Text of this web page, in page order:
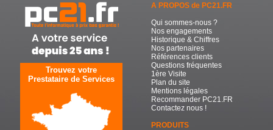
Trouvez votre
Prestataire de Services
A PROPOS de PC21.FR
Qui sommes-nous ?
Nos engagements
Historique & Chiffres
Nos partenaires
Références clients
Questions fréquentes
1ère Visite
Plan du site
Mentions légales
Recommander PC21.FR
Contactez nous !
PRODUITS